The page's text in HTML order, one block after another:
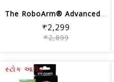
The RoboArm® Advanced- વિશ્વનું સૌથી ...
₹2,299
₹2,899
સ્ટોક આઉટ